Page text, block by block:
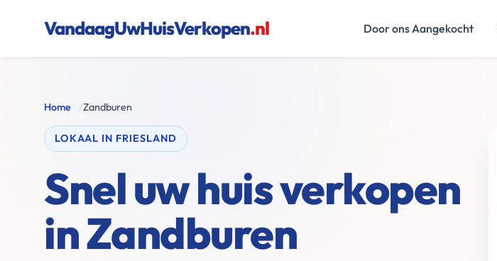
VandaagUwHuisVerkopen.nl Door ons Aangekocht
Home /Zandburen
LOKAAL IN FRIESLAND
Snel uw huis verkopen
in Zandburen